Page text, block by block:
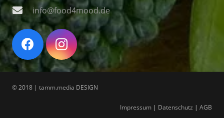
info@food4mood.de
© 2018 | tamm.media DESIGN
Impressum | Datenschutz | AGB